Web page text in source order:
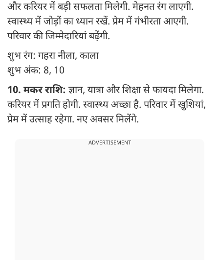
और करियर में बड़ी सफलता मिलेगी. मेहनत रंग लाएगी.
स्वास्थ्य में जोड़ों का ध्यान रखें. प्रेम में गंभीरता आएगी.
परिवार की जिम्मेदारियां बढ़ेंगी.
शुभ रंग: गहरा नीला, काला
शुभ अंक: 8, 10
10. मकर राशि: ज्ञान, यात्रा और शिक्षा से फायदा मिलेगा.
करियर में प्रगति होगी. स्वास्थ्य अच्छा है. परिवार में खुशियां,
प्रेम में उत्साह रहेगा. नए अवसर मिलेंगे.
ADVERTISEMENT